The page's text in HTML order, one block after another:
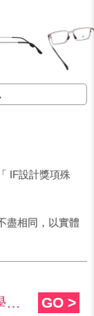
IF設計獎項殊
盡相同，以實體
・父親節 ▶ "爸" 氣加分 嚴選光學框限時47折 👔 GO >